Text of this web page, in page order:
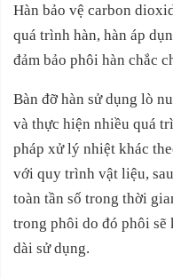
Hàn bảo vệ carbon
quá trình hàn, hàn áp
đảm bảo phôi hàn chắc
Bàn đỡ hàn sử dụng lò
và thực hiện nhiều quá
pháp xử lý nhiệt khác
với quy trình vật liệu,
toàn tần số trong thời
trong phôi do đó phôi sẽ
dài sử dụng.